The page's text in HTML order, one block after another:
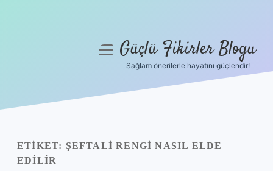
Yasal Uyarı
menüyüGüçlü Fikirler Blogu
Sağlam önerilerle hayatını güçlendir!
ETIKET: ŞEFTALI RENGI NASIL ELDE
EDILIR